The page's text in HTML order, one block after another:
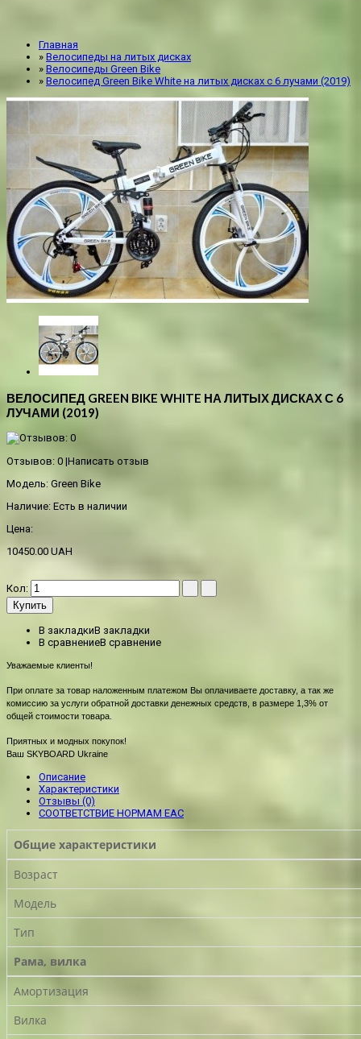
Главная
» Велосипеды на литых дисках
» Велосипеды Green Bike
» Велосипед Green Bike White на литых дисках с 6 лучами (2019)
ВЕЛОСИПЕД GREEN BIKE WHITE НА ЛИТЫХ ДИСКАХ С 6
ЛУЧАМИ (2019)
Отзывов: 0 |Написать отзыв
Модель: Green Bike
Наличие: Есть в наличии
Цена:
10450.00 UAH
Кол:
Купить
В закладкиВ закладки
В сравнениеВ сравнение
Уважаемые клиенты!
При оплате за товар наложенным платежом Вы оплачиваете доставку, а так же
комиссию за услуги обратной доставки денежных средств, в размере 1,3% от
общей стоимости товара.
Приятных и модных покупок!
Ваш SKYBOARD Ukraine
Описание
Характеристики
Отзывы (0)
СООТВЕТСТВИЕ НОРМАМ EAC
Общие характеристики
Возраст
Модель
Тип
Рама, вилка
Амортизация
Вилка